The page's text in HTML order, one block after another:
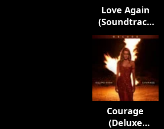
Love Again
(Soundtrack
from the
Motion
Picture)
Courage
(Deluxe